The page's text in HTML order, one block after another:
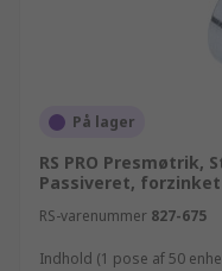
På lager
RS PRO Presmøtrik,
Passiveret, forzinket
RS-varenummer 827-675
Indhold (1 pose af 50